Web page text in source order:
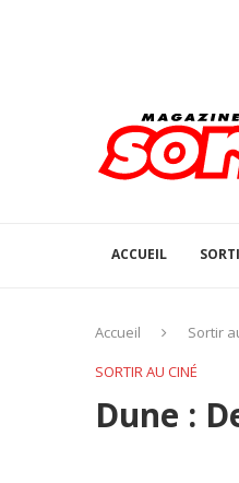
ACCUEIL
Accueil Sortir
SORTIR AU CINÉ
Dune :